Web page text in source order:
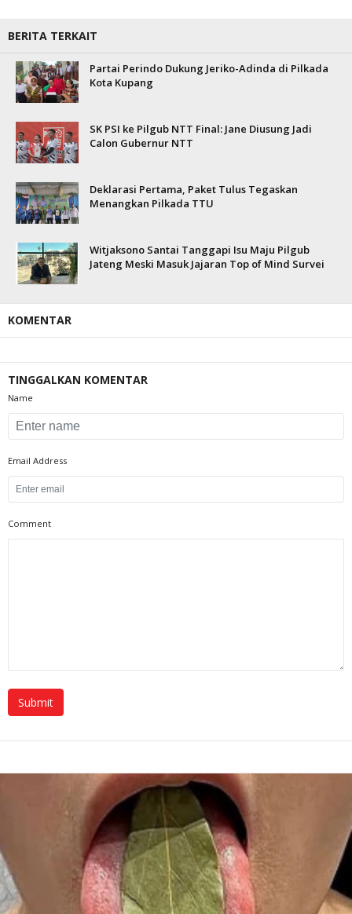
BERITA TERKAIT
Partai Perindo Dukung Jeriko-Adinda di Pilkada
Kota Kupang
SK PSI ke Pilgub NTT Final: Jane Diusung Jadi
Calon Gubernur NTT
Deklarasi Pertama, Paket Tulus Tegaskan
Menangkan Pilkada TTU
Witjaksono Santai Tanggapi Isu Maju Pilgub
Jateng Meski Masuk Jajaran Top of Mind Survei
KOMENTAR
TINGGALKAN KOMENTAR
Name
Email Address
Comment